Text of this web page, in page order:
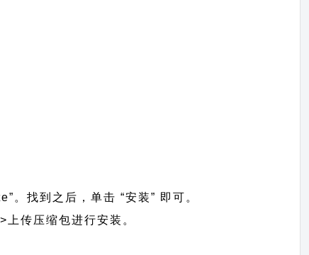
找到之后，单击 “安装” 即可。
传压缩包进行安装。